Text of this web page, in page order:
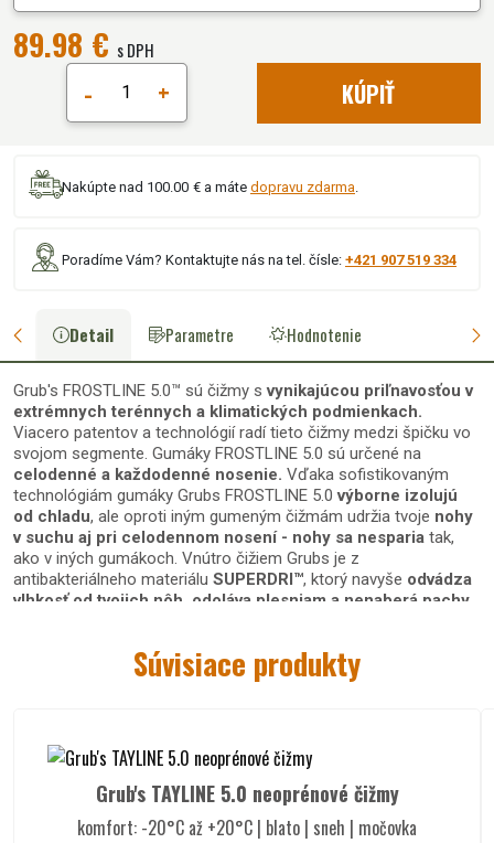
89.98 € s DPH
- + KÚPIŤ
Nakúpte nad 100.00 € a máte dopravu zdarma
Poradíme Vám? Kontaktujte nás na tel. čísle: +421 907 519 334
Detail Parametre Hodnotenie
Grub's FROSTLINE 5.0™ sú čižmy svynikajúcou priľnavosťou v
extrémnych terénnych a klimatických podmienkach.
Viacero patentov a technológií radí tieto čižmy medzi špičku vo
svojom segmente. Gumáky FROSTLINE 5.0 sú určené na
celodenné a každodenné nosenie. Vďaka sofistikovaným
technológiám gumáky Grubs FROSTLINE 5.0výborne izolujú
od chladu, ale oproti iným gumeným čižmám udržia tvoje nohy
v suchu aj pri celodennom nosení - nohy sa nesparia tak,
ako v iných gumákoch. Vnútro čižiem Grubs je z
antibakteriálneho materiálu SUPERDRI™, ktorý navyše odvádza
vlhkosť od tvojich nôh, odoláva plesniam a nenaberá pachy.
vieš využiť na prácu na farme či okolo poľnohospodárskej
TRAX™ má vynikajúcu
tvojim nohám práve pri celodennom pohybe v ťažkých
podmienkach. Ak tieto čižmy prepichneš,
Gumáky Grub's FROSTLINE 5.0™ využijú nie len farmári
každý, kto sa pohybujev ťažkých terénnych podmienkach
Súvisiace produkty
Grub's TAYLINE 5.0 neoprénové čižmy
komfort: -20°C až +20°C | blato | sneh | močovka